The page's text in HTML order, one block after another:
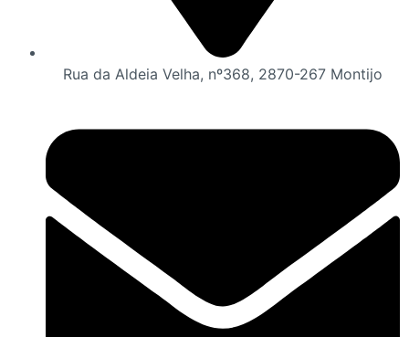
Rua da Aldeia Velha, nº368, 2870-267 Montijo